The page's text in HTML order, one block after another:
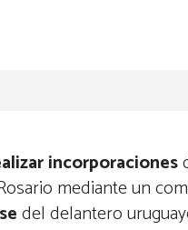
incorporaciones
mediante un
del delantero